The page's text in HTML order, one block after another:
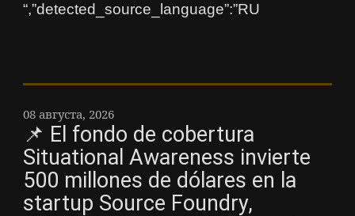
“,”detected_source_language”:”RU
08 августа, 2026
📌 El fondo de cobertura
Situational Awareness invierte
500 millones de dólares en la
startup Source Foundry,